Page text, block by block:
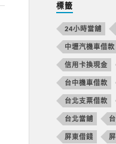
標籤
24小時當舖
中壢汽機車借款
信用卡換現金
台中機車借款
台北支票借款
台北當舖
屏東借錢